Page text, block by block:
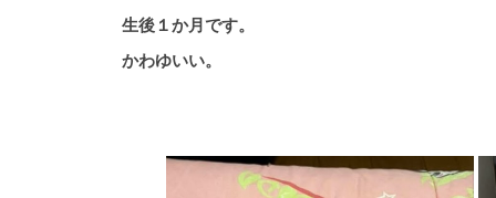
生後１か月です。
かわゆいい。